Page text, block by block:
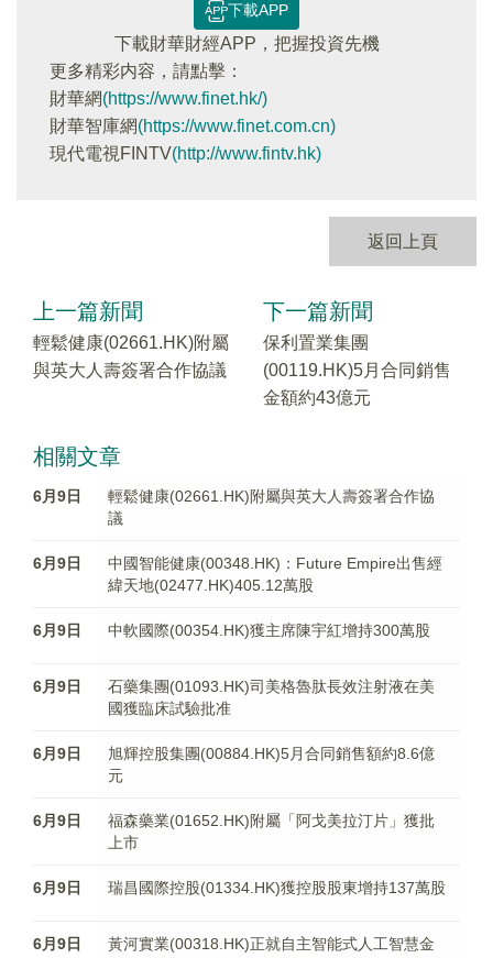
下載APP
下載財華財經APP，把握投資先機
更多精彩内容，請點擊：
財華網(https://www.finet.hk/)
財華智庫網(https://www.finet.com.cn)
現代電視FINTV(http://www.fintv.hk)
返回上頁
上一篇新聞
輕鬆健康(02661.HK)附屬
與英大人壽簽署合作協議
下一篇新聞
保利置業集團
(00119.HK)5月合同銷售
金額約43億元
相關文章
6月9日
輕鬆健康(02661.HK)附屬與英大人壽簽署合作協
議
6月9日
中國智能健康(00348.HK)：Future Empire出售經
緯天地(02477.HK)405.12萬股
6月9日 中軟國際(00354.HK)獲主席陳宇紅增持300萬股
6月9日
石藥集團(01093.HK)司美格魯肽長效注射液在美
國獲臨床試驗批准
6月9日
旭輝控股集團(00884.HK)5月合同銷售額約8.6億
元
6月9日
福森藥業(01652.HK)附屬「阿戈美拉汀片」獲批
上市
6月9日 瑞昌國際控股(01334.HK)獲控股股東增持137萬股
6月9日
黃河實業(00318.HK)正就自主智能式人工智慧金